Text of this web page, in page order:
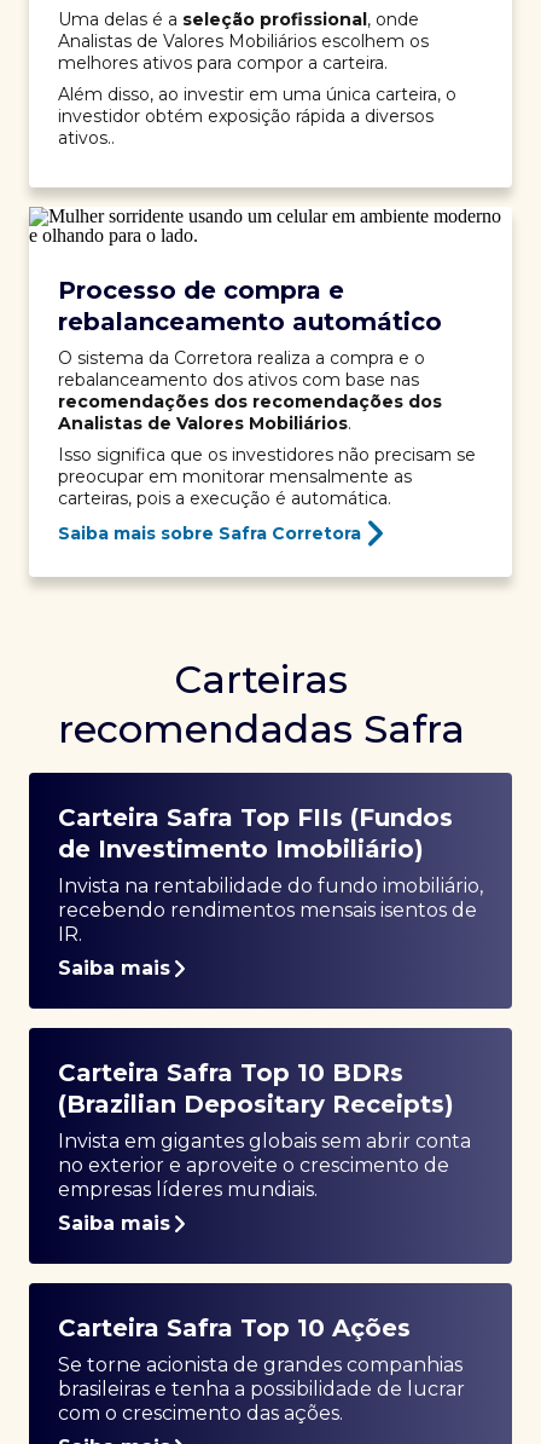
Uma delas é a seleção profissional, onde
Analistas de Valores Mobiliários escolhem os
melhores ativos para compor a carteira.
Além disso, ao investir em uma única carteira, o
investidor obtém exposição rápida a diversos
ativos..
Processo de compra e
rebalanceamento automático
O sistema da Corretora realiza a compra e o
rebalanceamento dos ativos com base nas
recomendações dos recomendações dos
Analistas de Valores Mobiliários.
Isso significa que os investidores não precisam se
preocupar em monitorar mensalmente as
carteiras, pois a execução é automática.
Saiba mais sobre Safra Corretora
Carteiras
recomendadas Safra
Carteira Safra Top FIIs (Fundos
de Investimento Imobiliário)
Invista na rentabilidade do fundo imobiliário,
recebendo rendimentos mensais isentos de
IR.
Saiba mais
Carteira Safra Top 10 BDRs
(Brazilian Depositary Receipts)
Invista em gigantes globais sem abrir conta
no exterior e aproveite o crescimento de
empresas líderes mundiais.
Saiba mais
Carteira Safra Top 10 Ações
Se torne acionista de grandes companhias
brasileiras e tenha a possibilidade de lucrar
com o crescimento das ações.